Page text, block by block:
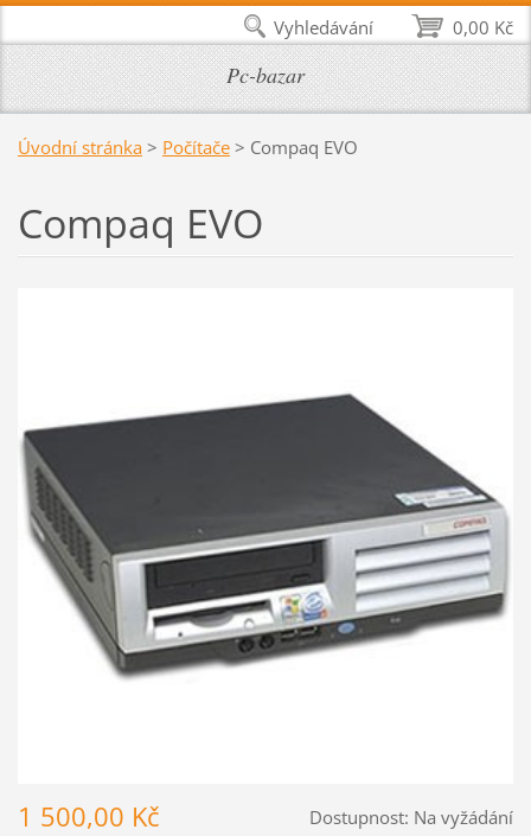
Pc-bazar
Úvodní stránka > Počítače > Compaq EVO
Compaq EVO
Dostupnost: Na vyžádání
1 500,00 Kč
0,00 Kč
Vyhledávání